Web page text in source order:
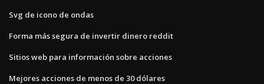
Svg de icono de ondas
Forma más segura de invertir dinero reddit
Sitios web para información sobre acciones
Mejores acciones de menos de 30 dólares